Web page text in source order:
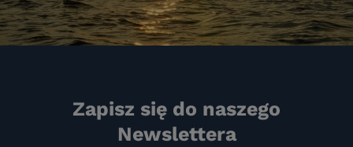
Zapisz się do naszego
Newslettera